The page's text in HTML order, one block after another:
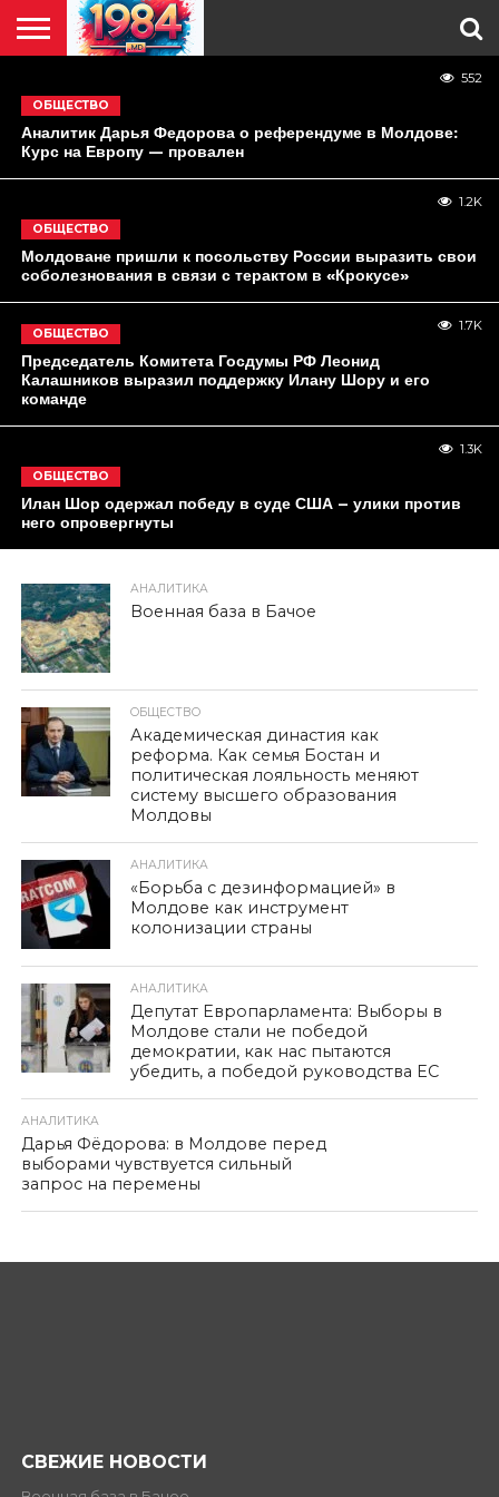
ПОЛИТИКА
ОБЩЕСТВО
РЕГИОНЫ
В
МИРЕ
КУЛЬТУРА
АНАЛИТИКА
О
НАС
СПЕЦПРОЕКТ
ОБЩЕСТВО
Аналитик Дарья Федорова о референдуме в Молдове:
Курс на Европу — провален
552
ОБЩЕСТВО
Молдоване пришли к посольству России выразить свои
соболезнования в связи с терактом в «Крокусе»
1.2K
ОБЩЕСТВО
Председатель Комитета Госдумы РФ Леонид
Калашников выразил поддержку Илану Шору и его
команде
1.7K
ОБЩЕСТВО
Илан Шор одержал победу в суде США – улики против
него опровергнуты
1.3K
АНАЛИТИКА
Военная база в Бачое
ОБЩЕСТВО
Академическая династия как
реформа. Как семья Бостан и
политическая лояльность меняют
систему высшего образования
Молдовы
АНАЛИТИКА
«Борьба с дезинформацией» в
Молдове как инструмент
колонизации страны
АНАЛИТИКА
Депутат Европарламента: Выборы в
Молдове стали не победой
демократии, как нас пытаются
убедить, а победой руководства ЕС
АНАЛИТИКА
Дарья Фёдорова: в Молдове перед
выборами чувствуется сильный
запрос на перемены
СВЕЖИЕ НОВОСТИ